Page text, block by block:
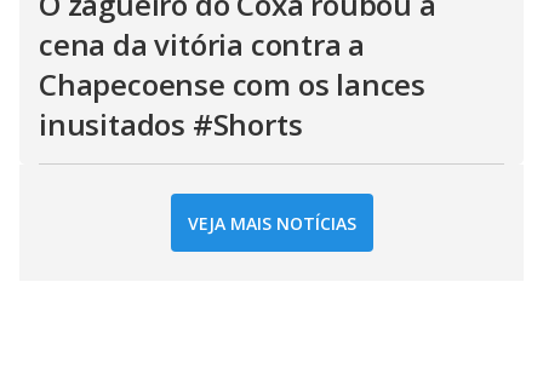
cena da vitória contra a
Chapecoense com os lances
inusitados #Shorts
VEJA MAIS NOTÍCIAS